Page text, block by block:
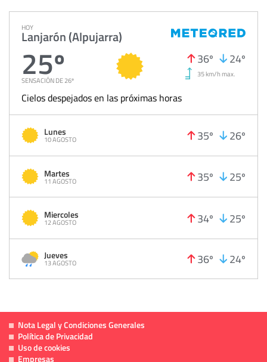
HOY
Lanjarón (Alpujarra)
25º
SENSACIÓN DE 26º
36º 24º
35 km/h max.
Cielos despejados en las próximas horas
Lunes
10 AGOSTO 35º 26º
Martes
11 AGOSTO 35º 25º
Miercoles
12 AGOSTO 34º 25º
Jueves
13 AGOSTO 36º 24º
Nota Legal y Condiciones Generales
Política de Privacidad
Uso de cookies
Empresas